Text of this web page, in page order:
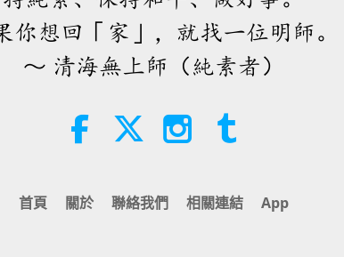
你想回「家」，就找一位明師。
～ 清海無上師（純素者）
首頁 關於 聯絡我們 相關連結 App